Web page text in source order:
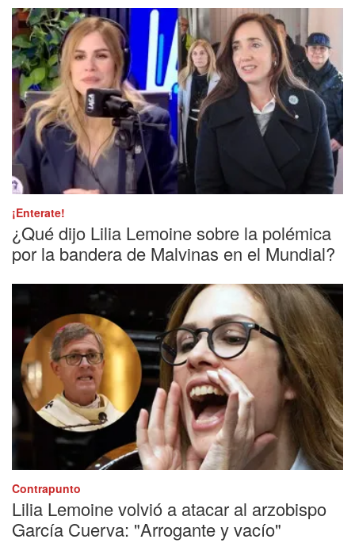
¡Enterate!
¿Qué dijo Lilia Lemoine sobre la polémica
por la bandera de Malvinas en el Mundial?
Contrapunto
Lilia Lemoine volvió a atacar al arzobispo
García Cuerva: "Arrogante y vacío"